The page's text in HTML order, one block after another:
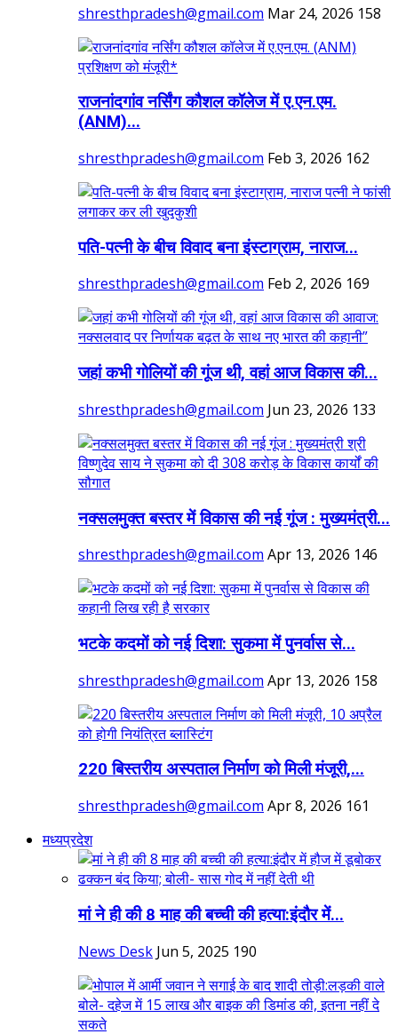
shresthpradesh@gmail.com Mar 24, 2026 158
राजनांदगांव नर्सिंग कौशल कॉलेज में ए.एन.एम.
(ANM)...
shresthpradesh@gmail.com Feb 3, 2026 162
पति-पत्नी के बीच विवाद बना इंस्टाग्राम, नाराज...
shresthpradesh@gmail.com Feb 2, 2026 169
जहां कभी गोलियों की गूंज थी, वहां आज विकास की...
shresthpradesh@gmail.com Jun 23, 2026 133
नक्सलमुक्त बस्तर में विकास की नई गूंज : मुख्यमंत्री...
shresthpradesh@gmail.com Apr 13, 2026 146
भटके कदमों को नई दिशा: सुकमा में पुनर्वास से...
shresthpradesh@gmail.com Apr 13, 2026 158
220 बिस्तरीय अस्पताल निर्माण को मिली मंजूरी,...
shresthpradesh@gmail.com Apr 8, 2026 161
मध्यप्रदेश
मां ने ही की 8 माह की बच्ची की हत्या:इंदौर में...
News Desk Jun 5, 2025 190